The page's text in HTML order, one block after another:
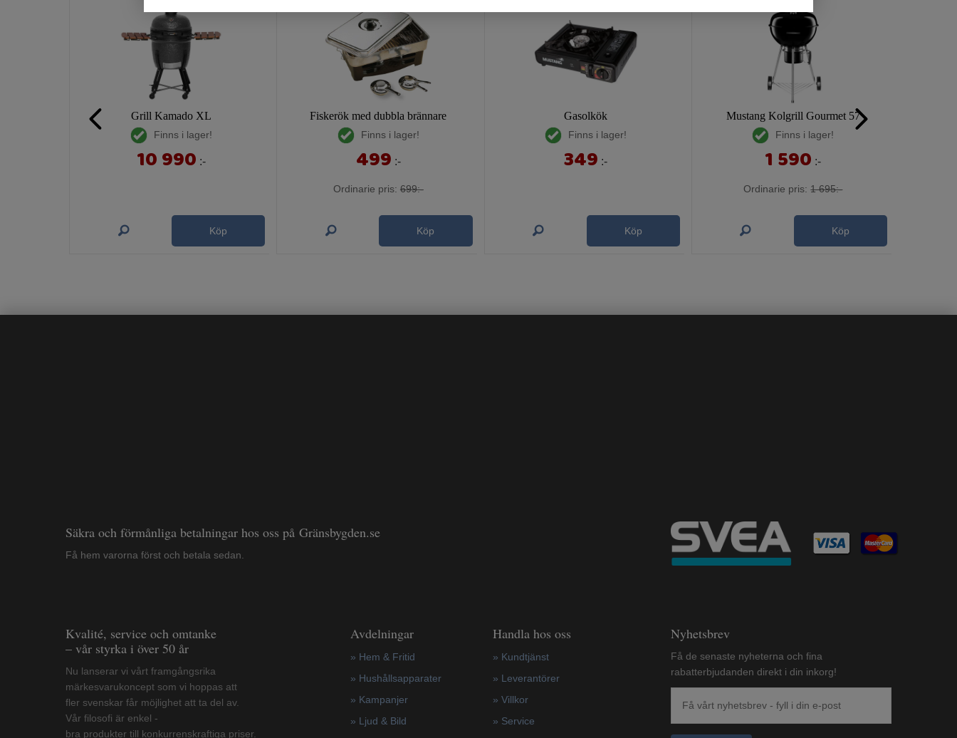
Grill Kamado XL
Finns i lager!
10 990 :-
Köp
Fiskerök med dubbla brännare
Finns i lager!
499 :-
Ordinarie pris: 699:-
Köp
Gasolkök
Finns i lager!
349 :-
Köp
Mustang Kolgrill Gourmet 57
Finns i lager!
1 590 :-
Ordinarie pris: 1 695:-
Köp
Säkra och förmånliga betalningar hos oss på Gränsbygden.se
Få hem varorna först och betala sedan.
Kvalité, service och omtanke
– vår styrka i över 50 år
Nu lanserar vi vårt framgångsrika
märkesvarukoncept som vi hoppas att
fler svenskar får möjlighet att ta del av.
Vår filosofi är enkel -
bra produkter till konkurrenskraftiga priser.
Avdelningar
» Hem & Fritid
» Hushållsapparater
» Kampanjer
» Ljud & Bild
Handla hos oss
» Kundtjänst
» Leverantörer
» Villkor
» Service
Nyhetsbrev
Få de senaste nyheterna och fina
rabatterbjudanden direkt i din inkorg!